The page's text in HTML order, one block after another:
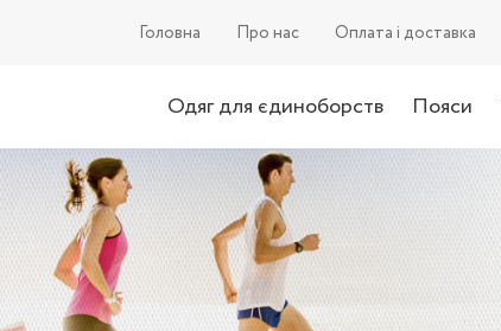
Головна Про нас Оплата і доставка
Одяг для єдиноборств Пояси